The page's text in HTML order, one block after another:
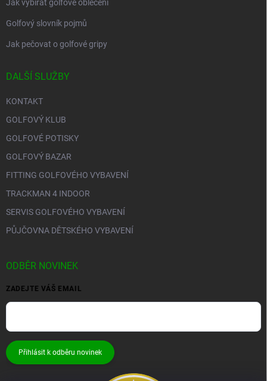
Jak vybírat golfové oblečení
Golfový slovník pojmů
Jak pečovat o golfové gripy
DALŠÍ SLUŽBY
KONTAKT
GOLFOVÝ KLUB
GOLFOVÉ POTISKY
GOLFOVÝ BAZAR
FITTING GOLFOVÉHO VYBAVENÍ
TRACKMAN 4 INDOOR
SERVIS GOLFOVÉHO VYBAVENÍ
PŮJČOVNA DĚTSKÉHO VYBAVENÍ
ODBĚR NOVINEK
ZADEJTE VÁŠ EMAIL
Přihlásit k odběru novinek